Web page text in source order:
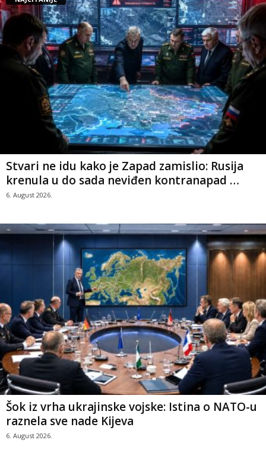
Stvari ne idu kako je Zapad zamislio: Rusija
krenula u do sada neviđen kontranapad …
6. August 2026.
Šok iz vrha ukrajinske vojske: Istina o NATO-u
raznela sve nade Kijeva
6. August 2026.